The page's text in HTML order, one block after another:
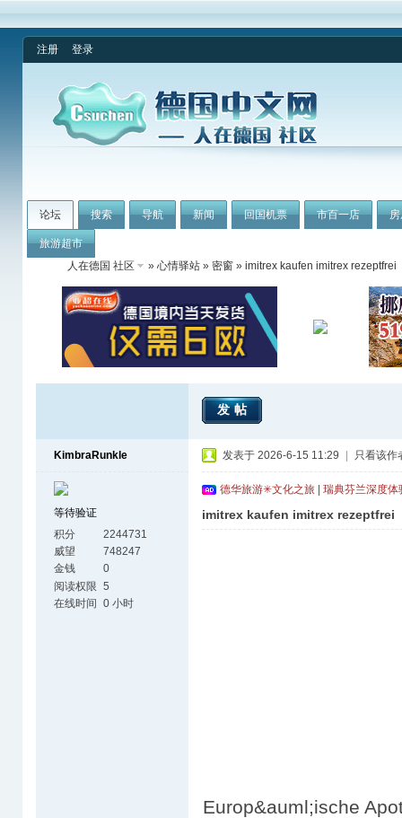
注册 登录
论坛 搜索 导航 新闻 回国机票 市百一店
旅游超市
人在德国 社区
» 心情驿站 » 密窗 » imitrex kaufen imitrex rezeptfrei
发帖
KimbraRunkle
等待验证
积分
2244731
威望
748247
金钱
0
阅读权限 5
在线时间 0 小时
发表于 2026-6-15 11:29 只看该作
德华旅游✳文化之旅 | 瑞典芬兰深度
imitrex kaufen imitrex rezeptfrei
Europ&auml;ische